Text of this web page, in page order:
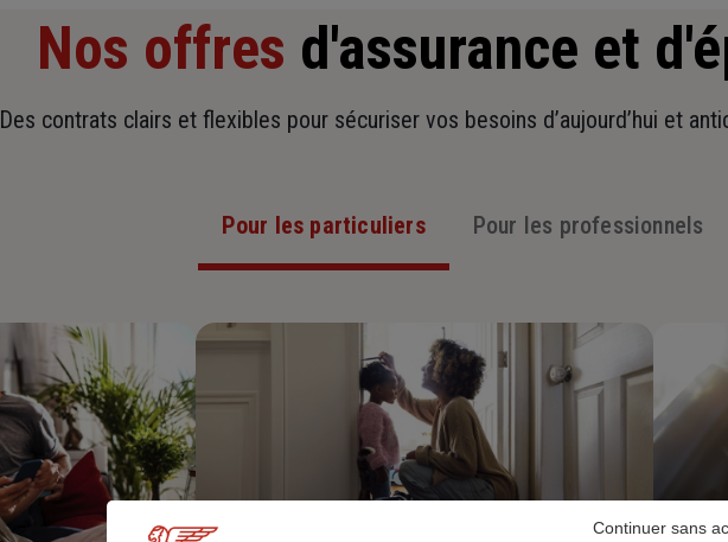
Nos offres d'assurance et
Des contrats clairs et flexibles pour sécuriser vos besoins d’aujourd’hui et
Pour les particuliers Pour les professionnels
Continuer sans